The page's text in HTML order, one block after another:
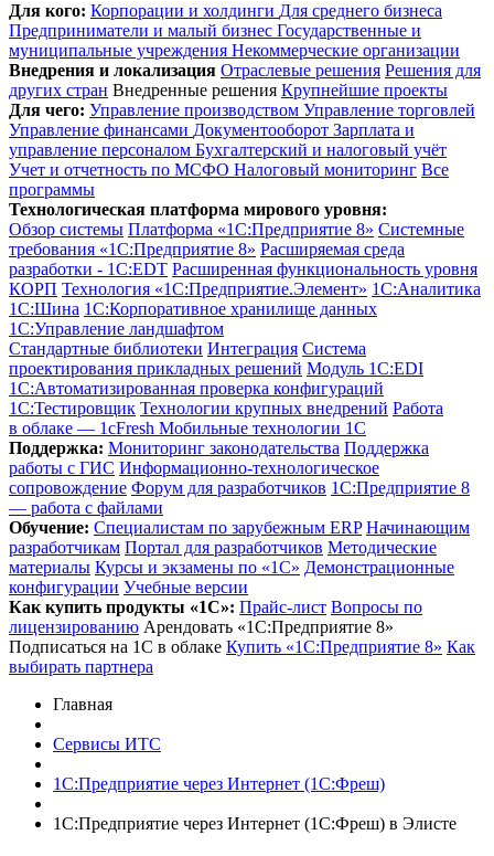
Для кого: Корпорации и холдинги Для среднего бизнеса
Предприниматели и малый бизнес Государственные и
муниципальные учреждения Некоммерческие организации
Внедрения и локализация Отраслевые решения Решения для
других стран Внедренные решения Крупнейшие проекты
Для чего: Управление производством Управление торговлей
Управление финансами Документооборот Зарплата и
управление персоналом Бухгалтерский и налоговый учёт
Учет и отчетность по МСФО Налоговый мониторинг Все
программы
Технологическая платформа мирового уровня:
Обзор системы Платформа «1С:Предприятие 8» Системные
требования «1С:Предприятие 8» Расширяемая среда
разработки - 1C:EDT Расширенная функциональность уровня
КОРП Технология «1С:Предприятие.Элемент» 1C:Аналитика
1С:Шина 1С:Корпоративное хранилище данных
1С:Управление ландшафтом
Стандартные библиотеки Интеграция Система
проектирования прикладных решений Модуль 1C:EDI
1С:Автоматизированная проверка конфигураций
1С:Тестировщик Технологии крупных внедрений Работа
в облаке — 1cFresh Мобильные технологии 1С
Поддержка: Мониторинг законодательства Поддержка
работы с ГИС Информационно-технологическое
сопровождение Форум для разработчиков 1С:Предприятие 8
— работа с файлами
Обучение: Cпециалистам по зарубежным ERP Начинающим
разработчикам Портал для разработчиков Методические
материалы Курсы и экзамены по «1С» Демонстрационные
конфигурации Учебные версии
Как купить продукты «1С»: Прайс-лист Вопросы по
лицензированию Арендовать «1С:Предприятие 8»
Подписаться на 1С в облаке Купить «1С:Предприятие 8» Как
выбирать партнера
Главная
Сервисы ИТС
1С:Предприятие через Интернет (1С:Фреш)
1С:Предприятие через Интернет (1С:Фреш) в Элисте